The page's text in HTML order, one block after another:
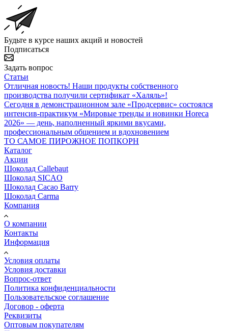
Будьте в курсе наших акций и новостей
Подписаться
Задать вопрос
Статьи
Отличная новость! Наши продукты собственного
производства получили сертификат «Халяль»!
Сегодня в демонстрационном зале «Продсервис» состоялся
интенсив-практикум «Мировые тренды и новинки Horeca
2026» — день, наполненный яркими вкусами,
профессиональным общением и вдохновением
ТО САМОЕ ПИРОЖНОЕ ПОПКОРН
Каталог
Акции
Шоколад Callebaut
Шоколад SICAO
Шоколад Cacao Barry
Шоколад Carma
Компания
О компании
Контакты
Информация
Условия оплаты
Условия доставки
Вопрос-ответ
Политика конфиденциальности
Пользовательское соглашение
Договор - оферта
Реквизиты
Оптовым покупателям